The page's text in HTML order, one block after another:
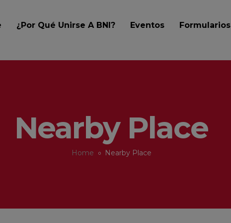
¿Por Qué Unirse A BNI? Eventos Formularios
Home Nearby Place
Nearby Place